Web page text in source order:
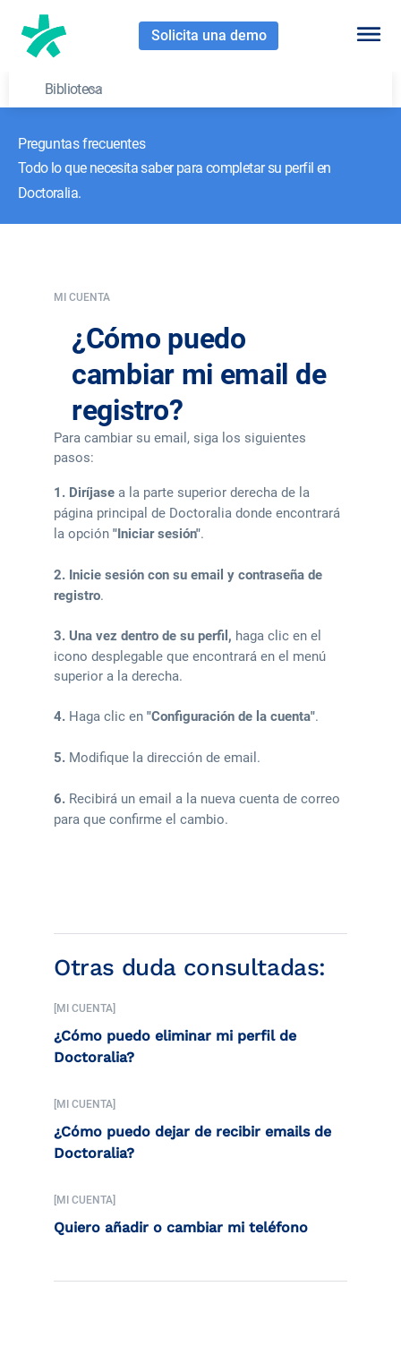
Solicita una demo
Biblioteca
Preguntas frecuentes
Todo lo que necesita saber para completar su perfil en
Doctoralia.
MI CUENTA
¿Cómo puedo
cambiar mi email de
registro?
Para cambiar su email, siga los siguientes
pasos:
1. Diríjase a la parte superior derecha de la
página principal de Doctoralia donde encontrará
la opción "Iniciar sesión".
2. Inicie sesión con su email y contraseña de
registro.
3. Una vez dentro de su perfil, haga clic en el
icono desplegable que encontrará en el menú
superior a la derecha.
4. Haga clic en "Configuración de la cuenta".
5. Modifique la dirección de email.
6. Recibirá un email a la nueva cuenta de correo
para que confirme el cambio.
Otras duda consultadas:
[MI CUENTA]
¿Cómo puedo eliminar mi perfil de
Doctoralia?
[MI CUENTA]
¿Cómo puedo dejar de recibir emails de
Doctoralia?
[MI CUENTA]
Quiero añadir o cambiar mi teléfono